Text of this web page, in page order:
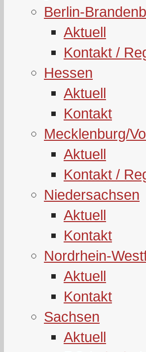
Berlin-
Aktuell
Kontakt /
Hessen
Aktuell
Kontakt
Mecklenburg/
Aktuell
Kontakt /
Niedersachsen
Aktuell
Kontakt
Nordrhein-
Aktuell
Kontakt
Sachsen
Aktuell